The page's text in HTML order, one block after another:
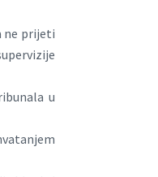
ne prijeti
u